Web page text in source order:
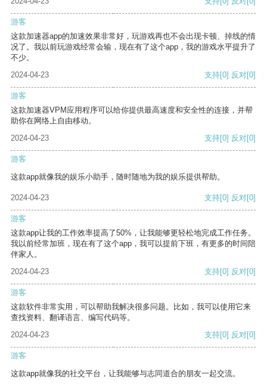
游客
这款加速器app的加速效果非常好，玩游戏再也不会出现卡顿、掉线的情
况了。我以前玩游戏经常会输，现在有了这个app，我的游戏水平提升了
不少。
2024-04-23
支持[0] 反对[0]
游客
这款加速器VPM应用程序可以给你提供最高速度和安全性的连接，并帮
助你在网络上自由移动。
2024-04-23
支持[0] 反对[0]
游客
这款app就像我的娱乐小助手，随时随地为我的娱乐提供帮助。
2024-04-23 支持[0] 反对[0]
游客
这款app让我的工作效率提高了50%，让我能够更轻松地完成工作任务。
我以前经常加班，现在有了这个app，我可以提前下班，有更多的时间陪
伴家人。
2024-04-23
支持[0] 反对[0]
游客
这款软件非常实用，可以帮助我解决很多问题。比如，我可以使用它来
查找资料、翻译语言、编写代码等。
2024-04-23
支持[0] 反对[0]
游客
这款app就像我的社交平台，让我能够与志同道合的朋友一起交流。